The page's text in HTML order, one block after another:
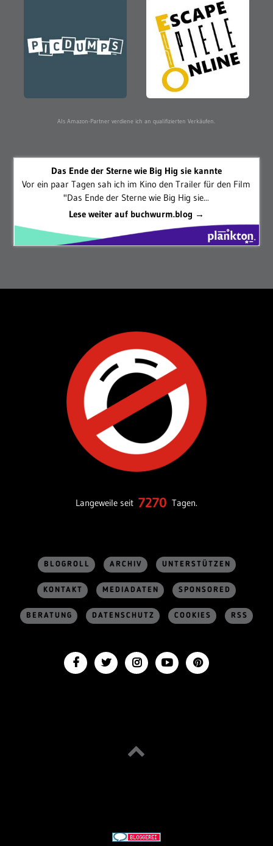
Als Amazon-Partner verdiene ich an qualifizierten Verkäufen.
Das Ende der Sterne wie Big Hig sie kannte
Vor ein paar Tagen sah ich im Kino den Trailer für den Film
"Das Ende der Sterne wie Big Hig sie...
Lese weiter auf buchwurm.blog →
Langeweile seit 7270 Tagen.
BLOGROLL ARCHIV UNTERSTÜTZEN
KONTAKT MEDIADATEN SPONSORED
BERATUNG DATENSCHUTZ COOKIES RSS